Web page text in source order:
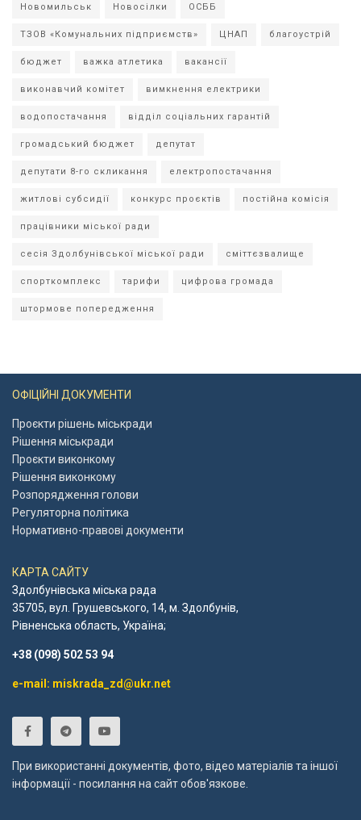
Новомильськ Новосілки ОСББ
ТЗОВ «Комунальних підприємств» ЦНАП благоустрій
бюджет важка атлетика вакансії
виконавчий комітет вимкнення електрики
водопостачання відділ соціальних гарантій
громадський бюджет депутат
депутати 8-го скликання електропостачання
житлові субсидії конкурс проєктів постійна комісія
працівники міської ради
сесія Здолбунівської міської ради сміттєзвалище
спорткомплекс тарифи цифрова громада
штормове попередження
ОФІЦІЙНІ ДОКУМЕНТИ
Проєкти рішень міськради
Рішення міськради
Проєкти виконкому
Рішення виконкому
Розпорядження голови
Регуляторна політика
Нормативно-правові документи
КАРТА САЙТУ
Здолбунівська міська рада
35705, вул. Грушевського, 14, м. Здолбунів,
Рівненська область, Україна;
+38 (098) 502 53 94
e-mail: miskrada_zd@ukr.net
При використанні документів, фото, відео матеріалів та іншої
інформації - посилання на сайт обов'язкове.